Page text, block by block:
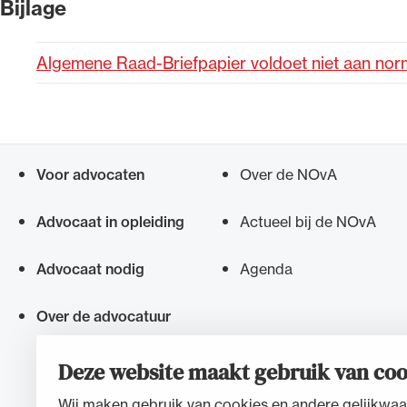
Deze website maakt gebruik van
Bijlage
Algemene Raad-Briefpapier voldoet niet aan
Voor advocaten
Advocaat in opleiding
Advocaat nodig
Over de advocatuur
Over de NOvA
Actueel bij de NOvA
Agenda
Alle wet- en regelgeving voor
Advocatenwet tot de
(Voda) en de Regeling op de